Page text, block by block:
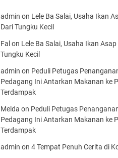
admin on Lele Ba Salai, Usaha Ikan
Dari Tungku Kecil
Fal on Lele Ba Salai, Usaha Ikan
Tungku Kecil
admin on Peduli Petugas
Pedagang Ini Antarkan Makanan ke
Terdampak
Melda on Peduli Petugas
Pedagang Ini Antarkan Makanan ke
Terdampak
admin on 4 Tempat Penuh Cerita di